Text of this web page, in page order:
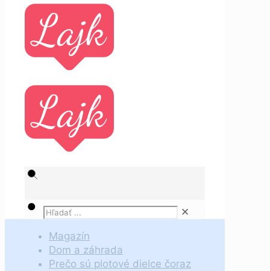
✕
Magazín
Dom a záhrada
Prečo sú plotové dielce čoraz